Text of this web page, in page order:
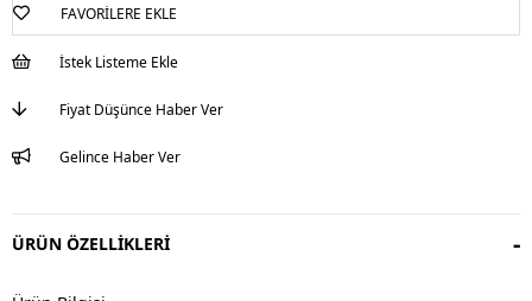
FAVORILERE EKLE
İstek Listeme Ekle
Fiyat Düşünce Haber Ver
Gelince Haber Ver
ÜRÜN ÖZELLIKLERI